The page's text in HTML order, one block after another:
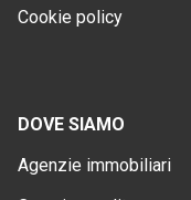
Cookie policy
DOVE SIAMO
Agenzie immobiliari